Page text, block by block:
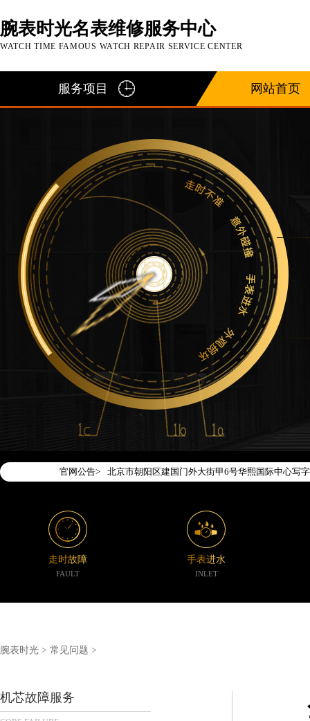
腕表时光名表维修服务中心
WATCH TIME FAMOUS WATCH REPAIR SERVICE CENTER
服务项目 网站首页
官网公告>
2026年7月腕表时光中国区售后服务网络优化升级
2026年7月腕表时光全国官方售后客户服务热线：
腕表时光官方全国统一服务热线400-188-5020，
2026年7月腕表时光售后服务中心最新网点地址：
北京市东城区东长安街1号东方广场写字楼W3座6
北京市朝阳区建国门外大街甲6号华熙国际中心写
天津市和平区赤峰道136号天津国际金融中心写字
上海市黄浦区南京东路299号宏伊国际广场写字楼
南京市秦淮区中山南路1号（新街口）南京中心写
常州市新北区龙锦路1590号现代传媒中心写字楼5
徐州市鼓楼区淮海东路29号苏宁广场IFC国际金融
绍兴市越城区胜利东路379号世茂天际中心写字楼
走时故障
FAULT
手表进水
INLET
腕表时光 > 常见问题 >
机芯故障服务